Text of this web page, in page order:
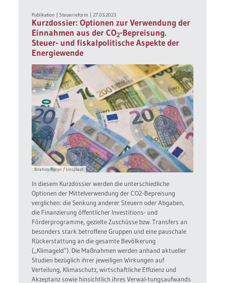
Publikation |Steuerreform |27.03.2023
Kurzdossier: Optionen zur Verwendung der
Einnahmen aus der CO2-Bepreisung.
Steuer- und fiskalpolitische Aspekte der
Energiewende
Ibrahim Boran / Unsplash
In diesem Kurzdossier werden die unterschiedliche
Optionen der Mittelverwendung der CO2-Bepreisung
verglichen: die Senkung anderer Steuern oder Abgaben,
die Finanzierung öffentlicher Investitions- und
Förderprogramme, gezielte Zuschüsse bzw. Transfers an
besonders stark betroffene Gruppen und eine pauschale
Rückerstattung an die gesamte Bevölkerung
(„Klimageld”). Die Maßnahmen werden anhand aktueller
Studien bezüglich ihrer jeweiligen Wirkungen auf
Verteilung, Klimaschutz, wirtschaftliche Effizienz und
Akzeptanz sowie hinsichtlich ihres Verwal-tungsaufwands